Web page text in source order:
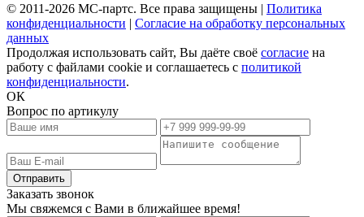
© 2011-2026 МС-партс. Все права защищены | Политика
конфиденциальности | Согласие на обработку персональных
данных
Продолжая использовать сайт, Вы даёте своё согласие на
работу с файлами cookie и соглашаетесь с политикой
конфиденциальности.
ОК
Вопрос по артикулу
Заказать звонок
Мы свяжемся с Вами в ближайшее время!